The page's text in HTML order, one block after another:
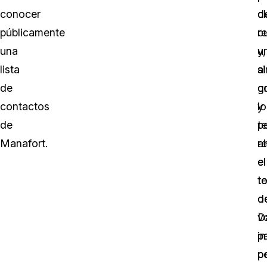
conocer
públicamente
una
lista
de
contactos
de
Manafort.
y
el
y,
al
el